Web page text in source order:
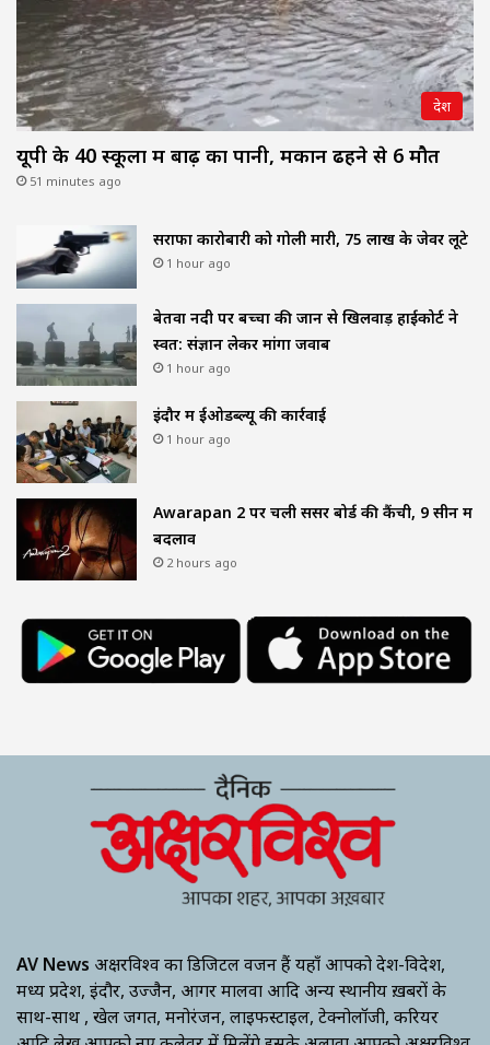
देश
यूपी के 40 स्कूलों में बाढ़ का पानी, मकान ढहने से 6 मौत
51 minutes ago
सराफा कारोबारी को गोली मारी, 75 लाख के जेवर लूटे
1 hour ago
बेतवा नदी पर बच्चों की जान से खिलवाड़ हाईकोर्ट ने
स्वत: संज्ञान लेकर मांगा जवाब
1 hour ago
इंदौर में ईओडब्ल्यू की कार्रवाई
1 hour ago
Awarapan 2 पर चली सेंसर बोर्ड की कैंची, 9 सीन में
बदलाव
2 hours ago
AV News अक्षरविश्व का डिजिटल वर्जन हैं यहाँ आपको देश-विदेश,
मध्य प्रदेश, इंदौर, उज्जैन, आगर मालवा आदि अन्य स्थानीय ख़बरों के
साथ-साथ , खेल जगत, मनोरंजन, लाइफस्टाइल, टेक्नोलॉजी, करियर